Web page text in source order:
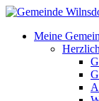
Meine